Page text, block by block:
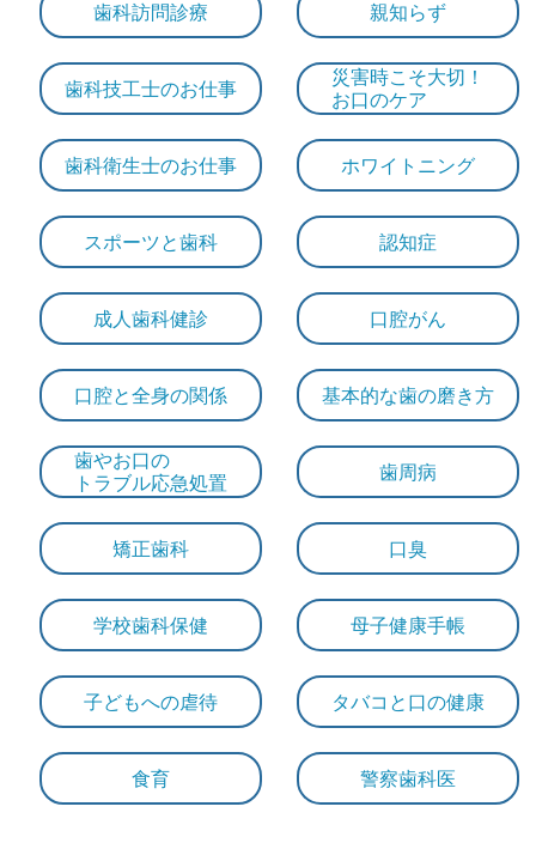
歯科訪問診療 親知らず
歯科技工士のお仕事
災害時こそ大切！
お口のケア
歯科衛生士のお仕事 ホワイトニング
スポーツと歯科 認知症
成人歯科健診 口腔がん
口腔と全身の関係 基本的な歯の磨き方
歯やお口の
トラブル応急処置
歯周病
矯正歯科 口臭
学校歯科保健 母子健康手帳
子どもへの虐待 タバコと口の健康
食育 警察歯科医